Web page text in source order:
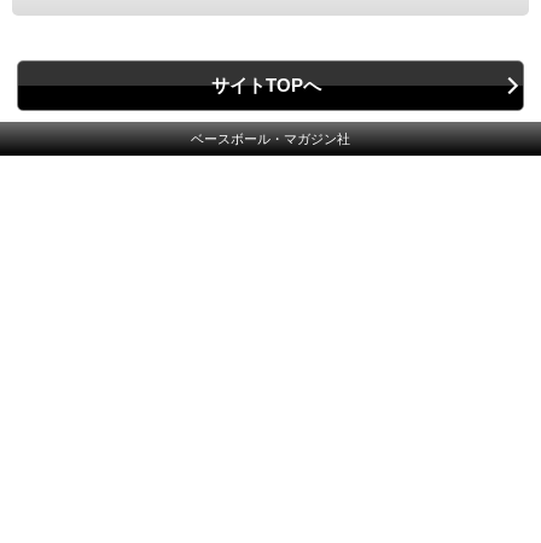
サイトTOPへ
ベースボール・マガジン社